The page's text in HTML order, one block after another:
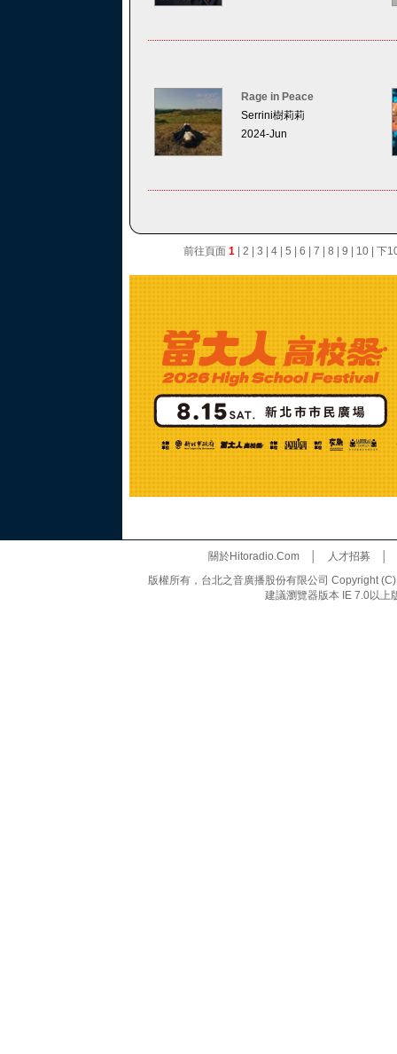
Rage in Peace
Serrini樹莉莉
2024-Jun
前往頁面 1 2 3 4 5 6 7 8 9 10 下
關於Hitoradio.Com│ 人才招募
版權所有，台北之音廣播股份有限公司 Copyright
建議瀏覽器版本 IE 7.0以上